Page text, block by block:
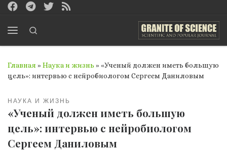
Перейти к содержимому
Главная » Наука и жизнь » «Ученый должен иметь большую
цель»: интервью с нейробиологом Сергеем Даниловым
НАУКА И ЖИЗНЬ
«Ученый должен иметь большую
цель»: интервью с нейробиологом
Сергеем Даниловым